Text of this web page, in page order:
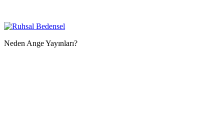
Neden Ange Yayınları?